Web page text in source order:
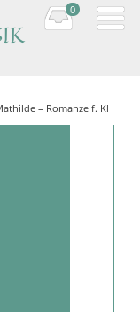
0
– Romanze f. Kl